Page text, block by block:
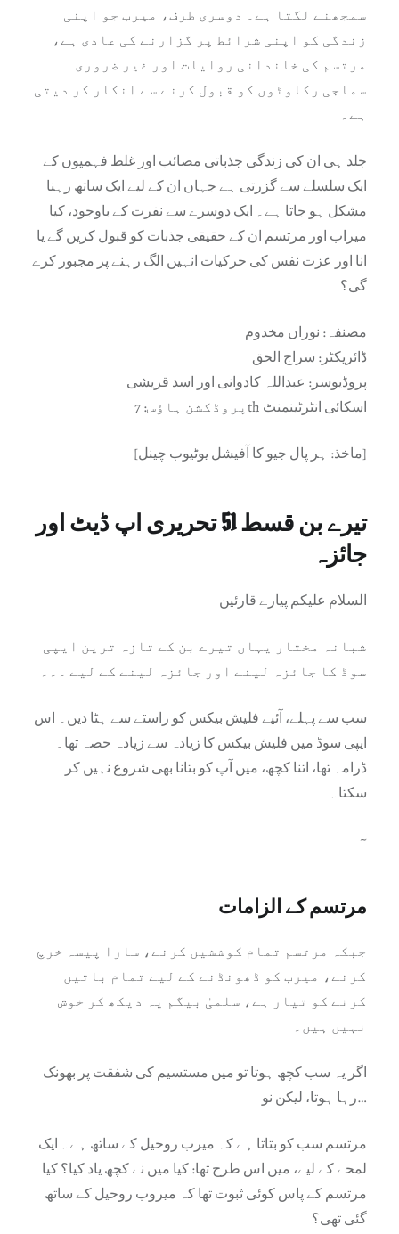
سمجھنے لگتا ہے۔ دوسری طرف، میرب جو اپنی
زندگی کو اپنی شرائط پر گزارنے کی عادی ہے،
مرتسم کی خاندانی روایات اور غیر ضروری
سماجی رکاوٹوں کو قبول کرنے سے انکار کر دیتی
ہے۔
جلد ہی ان کی زندگی جذباتی مصائب اور غلط فہمیوں کے
ایک سلسلے سے گزرتی ہے جہاں ان کے لیے ایک ساتھ رہنا
مشکل ہو جاتا ہے۔ ایک دوسرے سے نفرت کے باوجود، کیا
میراب اور مرتسم ان کے حقیقی جذبات کو قبول کریں گے یا
انا اور عزت نفس کی حرکیات انہیں الگ رہنے پر مجبور کرے
گی؟
مصنفہ: نوراں مخدوم
ڈائریکٹر: سراج الحق
پروڈیوسر: عبداللہ کادوانی اور اسد قریشی
پروڈکشن ہاؤس: 7th اسکائی انٹرٹینمنٹ
[ماخذ: ہر پال جیو کا آفیشل یوٹیوب چینل]
تیرے بن قسط 51 تحریری اپ ڈیٹ اور
جائزہ
السلام علیکم پیارے قارئین
شبانہ مختار یہاں تیرے بن کے تازہ ترین ایپی
سوڈ کا جائزہ لینے اور جائزہ لینے کے لیے ۔۔۔
سب سے پہلے، آئیے فلیش بیکس کو راستے سے ہٹا دیں۔ اس
ایپی سوڈ میں فلیش بیکس کا زیادہ سے زیادہ حصہ تھا۔
ڈرامہ تھا، اتنا کچھ، میں آپ کو بتانا بھی شروع نہیں کر
سکتا۔
~
مرتسم کے الزامات
جبکہ مرتسم تمام کوششیں کرنے، سارا پیسہ خرچ
کرنے، میرب کو ڈھونڈنے کے لیے تمام باتیں
کرنے کو تیار ہے، سلمیٰ بیگم یہ دیکھ کر خوش
نہیں ہیں۔
اگر یہ سب کچھ ہوتا تو میں مستسیم کی شفقت پر بھونک
رہا ہوتا، لیکن نو…
مرتسم سب کو بتاتا ہے کہ میرب روحیل کے ساتھ ہے۔ ایک
لمحے کے لیے، میں اس طرح تھا: کیا میں نے کچھ یاد کیا؟ کیا
مرتسم کے پاس کوئی ثبوت تھا کہ میروب روحیل کے ساتھ
گئی تھی؟